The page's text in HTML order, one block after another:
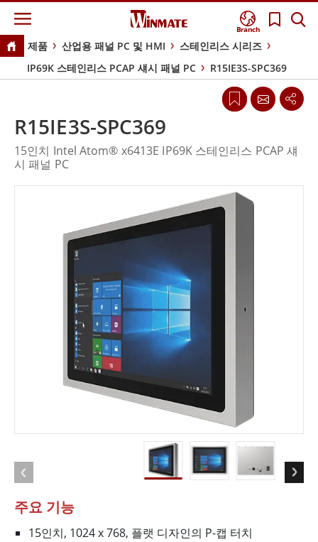
Branch
제품 산업용 패널 PC 및 HMI
스테인리스 시리즈
IP69K 스테인리스 PCAP 섀시 패널 PC
R15IE3S-SPC369
주요 기능
15인치, 1024 x 768, 플랫 디자인의 P-캡 터치
R15IE3S-SPC369
15인치 Intel Atom® x6413E IP69K 스테인리스 PCAP 섀
시 패널 PC